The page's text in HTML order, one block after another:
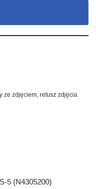
ze zdjęciem, retusz zdjęcia
5 (N4305200)